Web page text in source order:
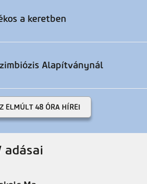
a keretben
Alapítványnál
ELMÚLT 48 ÓRA HÍREI
adásai